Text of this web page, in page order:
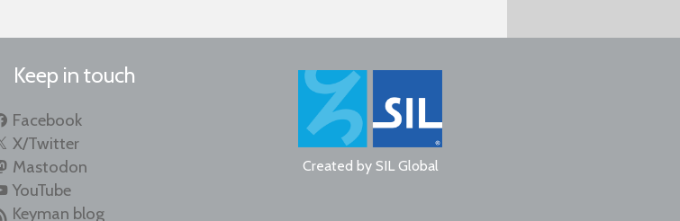
Keep in touch
Facebook
X/Twitter
Mastodon
YouTube
Keyman blog
Created by SIL Global